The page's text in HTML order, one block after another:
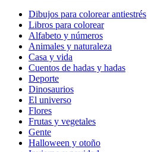
Dibujos para colorear antiestrés
Libros para colorear
Alfabeto y números
Animales y naturaleza
Casa y vida
Cuentos de hadas y hadas
Deporte
Dinosaurios
El universo
Flores
Frutas y vegetales
Gente
Halloween y otoño